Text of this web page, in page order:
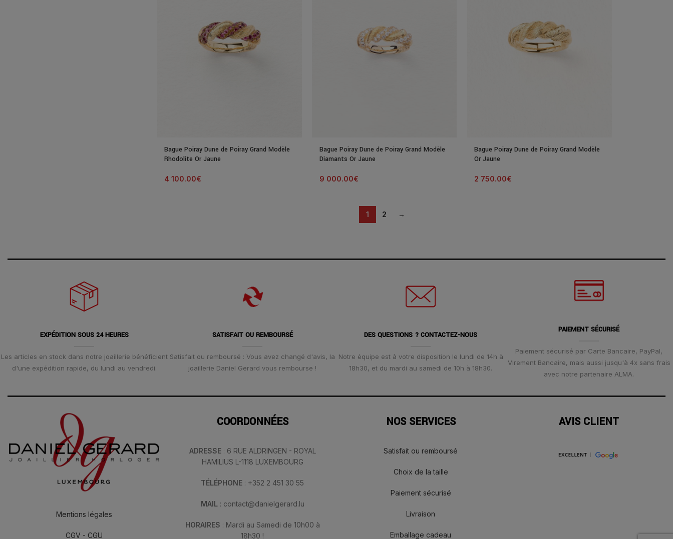
Bague Poiray Dune de Poiray Grand Modèle
Rhodolite Or Jaune
4 100.00€
Bague Poiray Dune de Poiray Grand Modèle
Diamants Or Jaune
9 000.00€
Bague Poiray Dune de Poiray Grand Modèle
Or Jaune
2 750.00€
1 2 →
EXPÉDITION SOUS 24 HEURES
Les articles en stock dans notre joaillerie bénéficient
d'une expédition rapide, du lundi au vendredi.
SATISFAIT OU REMBOURSÉ
Satisfait ou remboursé : Vous avez changé d'avis, la
joaillerie Daniel Gerard vous rembourse !
DES QUESTIONS ? CONTACTEZ-NOUS
Notre équipe est à votre disposition le lundi de 14h à
18h30, et du mardi au samedi de 10h à 18h30.
PAIEMENT SÉCURISÉ
Paiement sécurisé par Carte Bancaire, PayPal,
Virement Bancaire, mais aussi jusqu'à 4x sans frais
avec notre partenaire ALMA.
Mentions légales
CGV - CGU
COORDONNÉES
ADRESSE: 6 RUE ALDRINGEN - ROYAL
HAMILIUS L-1118 LUXEMBOURG
TÉLÉPHONE : +352 2 451 30 55
MAIL : contact@danielgerard.lu
HORAIRES : Mardi au Samedi de 10h00 à
18h30 !
NOS SERVICES
Satisfait ou remboursé
Choix de la taille
Paiement sécurisé
Livraison
Emballage cadeau
AVIS CLIENT